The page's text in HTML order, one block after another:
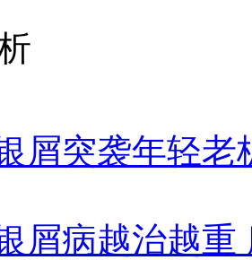
屑突袭年轻老
屑病越治越重